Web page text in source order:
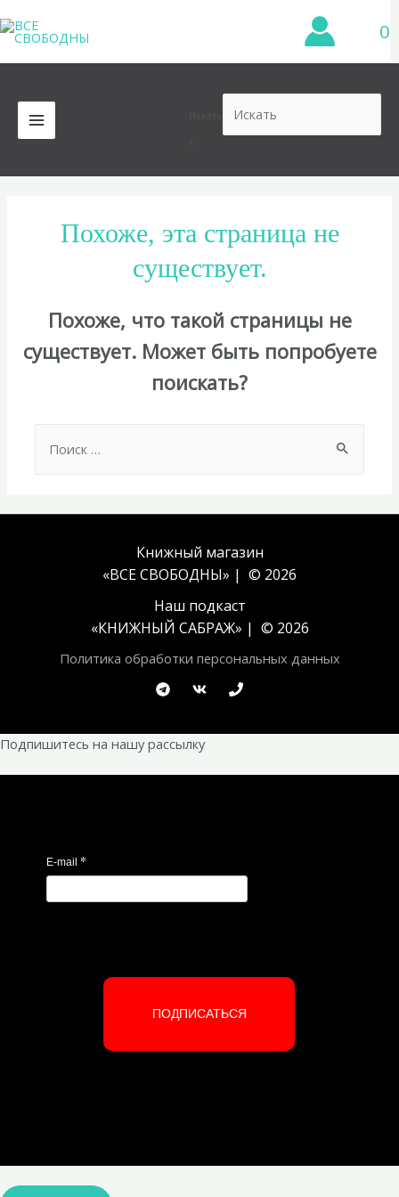
к
содержимому
0
MAIN
MENU
Похоже, эта страница не
существует.
Похоже, что такой страницы не
существует. Может быть попробуете
поискать?
for:
Книжный магазин
«ВСЕ СВОБОДНЫ» | © 2026
Наш подкаст
«КНИЖНЫЙ САБРАЖ» | © 2026
Политика обработки персональных данных
Подпишитесь на нашу рассылку
E-mail *
ПОДПИСАТЬСЯ